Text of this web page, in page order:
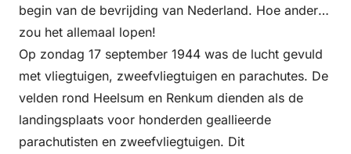
begin van de bevrijding van Nederland. Hoe anders
zou het allemaal lopen!
Op zondag 17 september 1944 was de lucht gevuld
met vliegtuigen, zweefvliegtuigen en parachutes. De
velden rond Heelsum en Renkum dienden als de
landingsplaats voor honderden geallieerde
parachutisten en zweefvliegtuigen. Dit